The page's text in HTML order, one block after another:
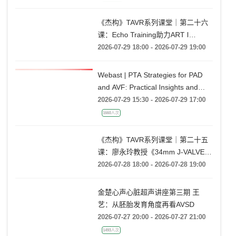
《杰构》TAVR系列课堂｜第二十六
课：Echo Training助力ART I
Rebecca T. Hahn教授《第二期-主动
战精讲》
2026-07-29 18:00 - 2026-07-29 19:00
Webast | PTA Strategies for PAD
and AVF: Practical Insights and
Techniques
2026-07-29 15:30 - 2026-07-29 17:00
1660人次
《杰构》TAVR系列课堂｜第二十五
课：廖永玲教授《34mm J-VALVE
TF 治疗超大瓣环AR的实战经验》
2026-07-28 18:00 - 2026-07-28 19:00
金楚心声心脏超声讲座第三期 王
艺：从胚胎发育角度再看AVSD
2026-07-27 20:00 - 2026-07-27 21:00
1493人次